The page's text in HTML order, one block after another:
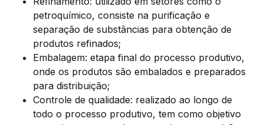
petroquímico, consiste na purificação e
separação de substâncias para obtenção de
produtos refinados;
Embalagem: etapa final do processo produtivo,
onde os produtos são embalados e preparados
para distribuição;
Controle de qualidade: realizado ao longo de
todo o processo produtivo, tem como objetivo